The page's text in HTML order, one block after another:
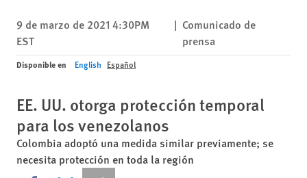
9 de marzo de 2021 4:30PM
EST
| Comunicado de
prensa
Disponible en English Español
EE. UU. otorga protección temporal
para los venezolanos
Colombia adoptó una medida similar previamente; se
necesita protección en toda la región